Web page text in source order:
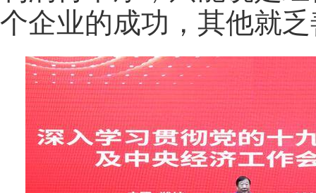
个企业的成功，其他就